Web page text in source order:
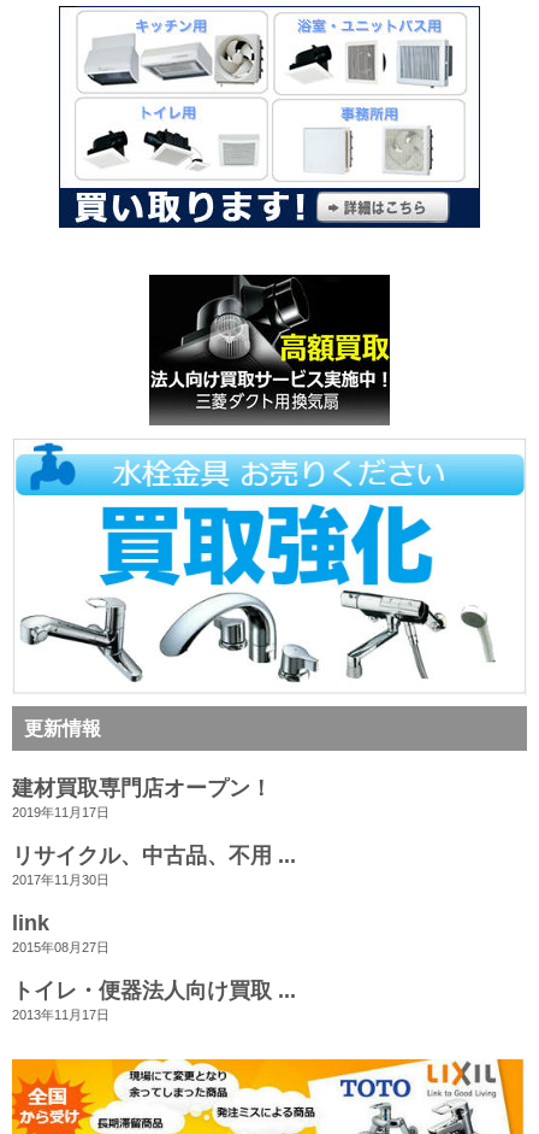
更新情報
建材買取専門店オープン！
2019年11月17日
リサイクル、中古品、不用 ...
2017年11月30日
link
2015年08月27日
トイレ・便器法人向け買取 ...
2013年11月17日